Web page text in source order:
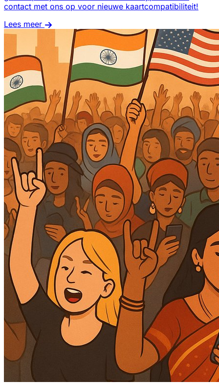
contact met ons op voor nieuwe kaartcompatibiliteit!
Lees meer